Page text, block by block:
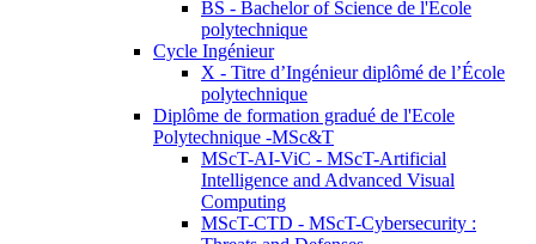
BS - Bachelor of Science de l'Ecole
polytechnique
Cycle Ingénieur
X - Titre d’Ingénieur diplômé de l’École
polytechnique
Diplôme de formation gradué de l'Ecole
Polytechnique -MSc&T
MScT-AI-ViC - MScT-Artificial
Intelligence and Advanced Visual
Computing
MScT-CTD - MScT-Cybersecurity :